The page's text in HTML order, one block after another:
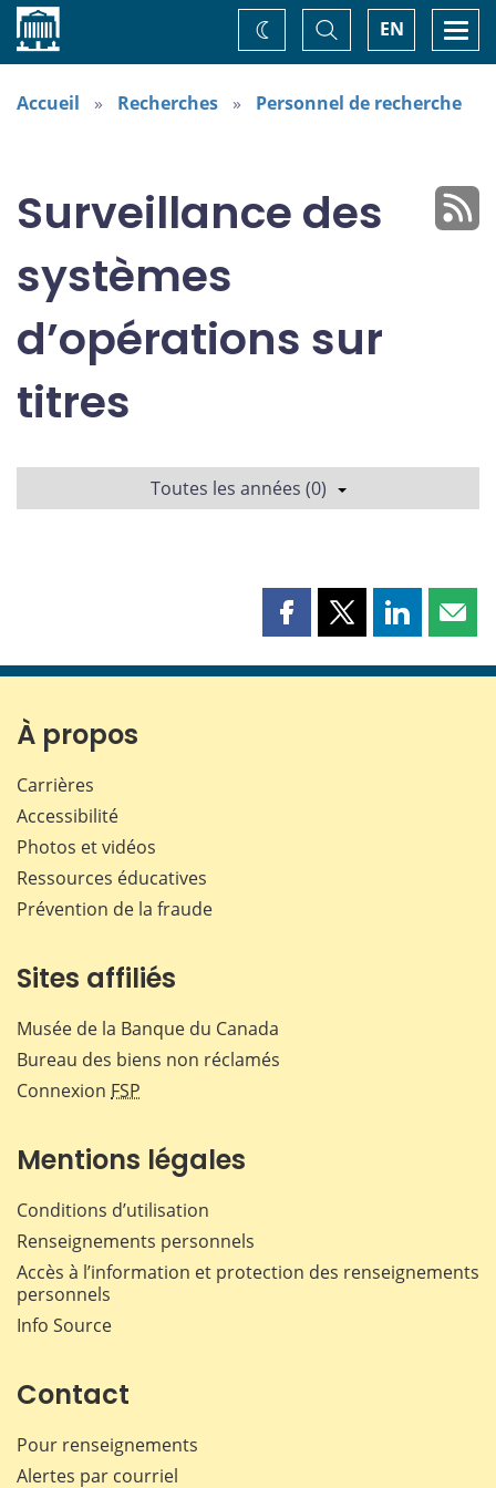
Accueil EN
Basculer
la
recherche
Changez
de
thème
Accueil Recherches Personnel de recherche
Surveillance des
systèmes
d’opérations sur
titres
Toutes les années (0)
Partager
page
Partager
page
Partager
page page
À propos
Carrières
Accessibilité
Photos et vidéos
Ressources éducatives
Prévention de la fraude
Sites affiliés
Musée de la Banque du Canada
Bureau des biens non réclamés
Connexion FSP
Mentions légales
Conditions d’utilisation
Renseignements personnels
Accès à l’information et protection des renseignements
personnels
Info Source
Contact
Pour renseignements
Alertes par courriel